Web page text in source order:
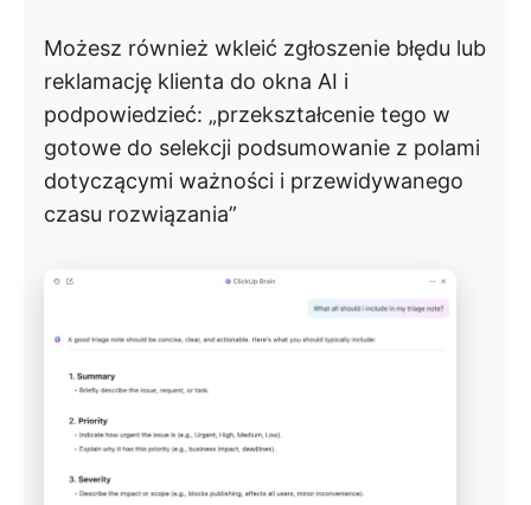
Możesz również wkleić zgłoszenie błędu lub
reklamację klienta do okna AI i
podpowiedzieć: „przekształcenie tego w
gotowe do selekcji podsumowanie z polami
dotyczącymi ważności i przewidywanego
czasu rozwiązania”